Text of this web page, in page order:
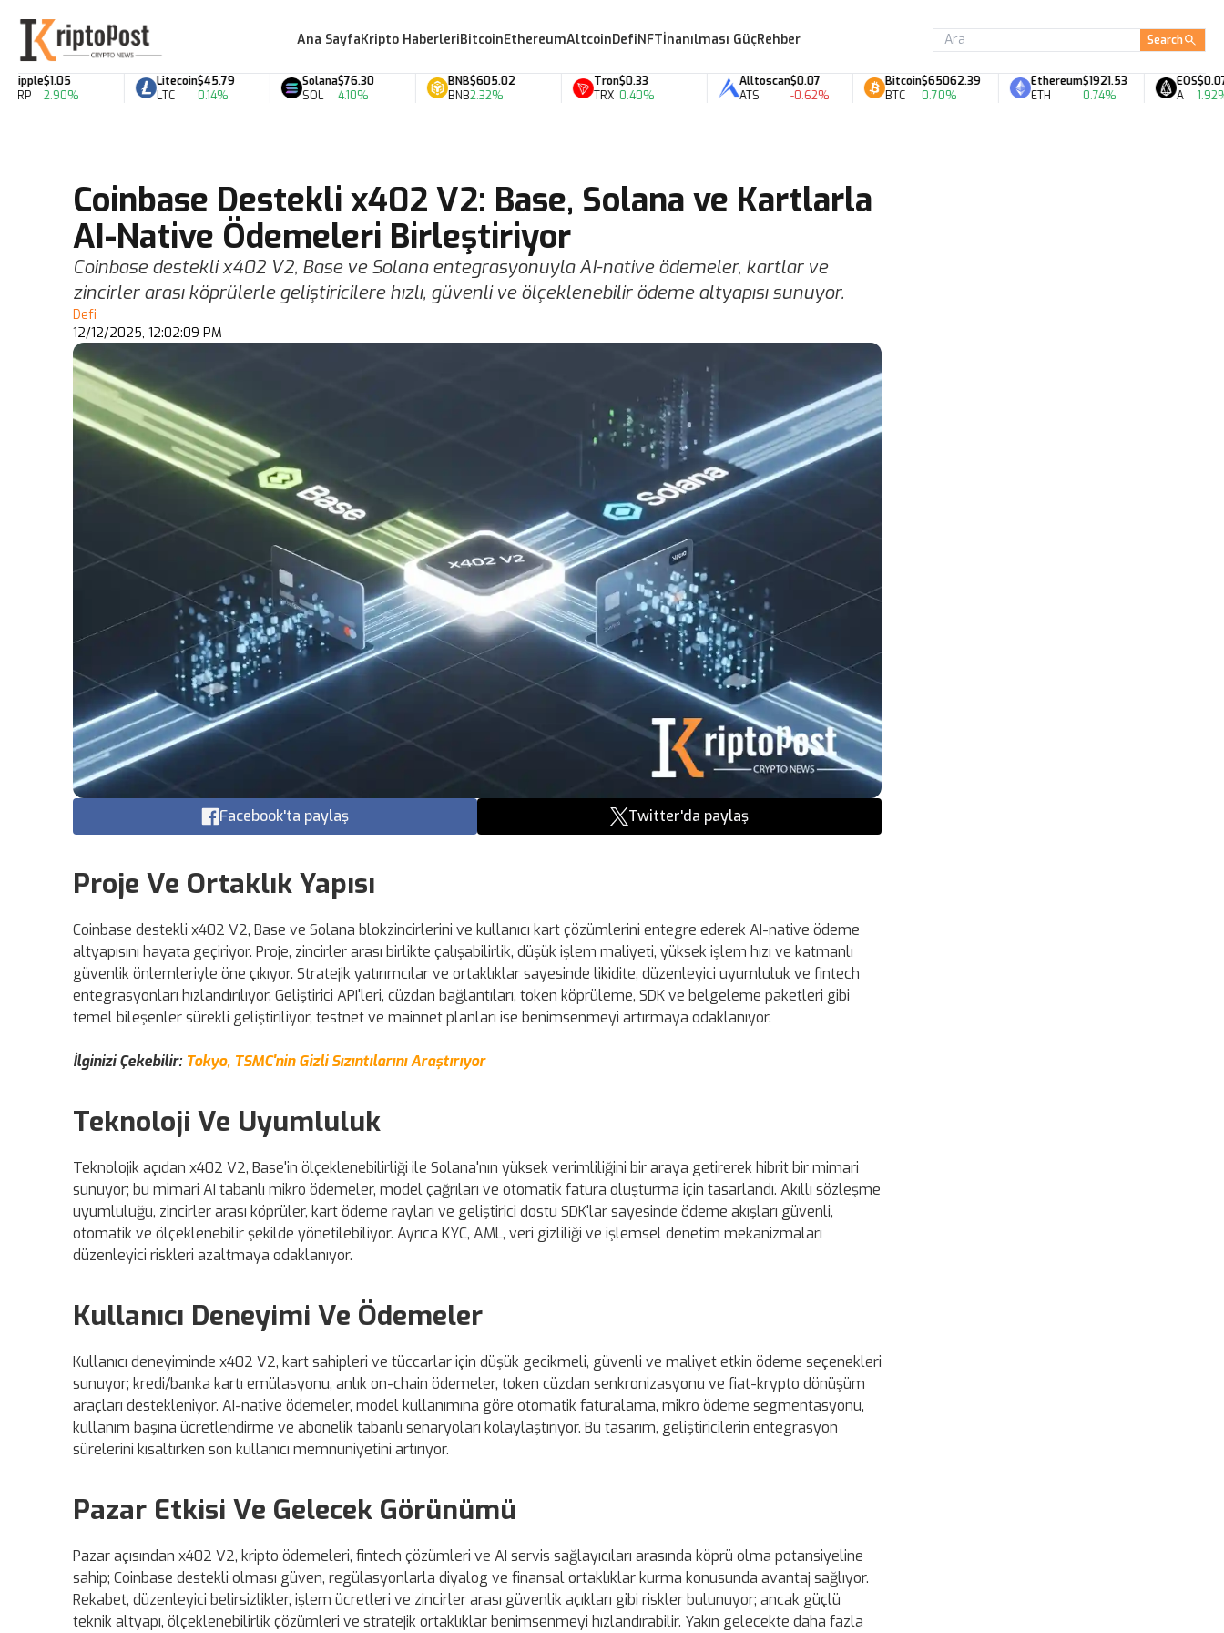
Ana SayfaKripto HaberleriBitcoinEthereumAltcoinDefiNFTİnanılması GüçRehber Search
$1.05
2.90%
Litecoin
LTC
$45.79
0.14%
Solana
SOL
$76.30
4.10%
BNB
BNB
$605.02
2.32%
Tron
TRX
$0.33
0.40%
Alltoscan
ATS
$0.07
-0.62%
Bitcoin
BTC
$65062.39
0.70%
Ethereum
ETH
$1921.53
0.74%
EOS
A
$0.07
1.92%
Coinbase Destekli x402 V2: Base, Solana ve Kartlarla
AI-Native Ödemeleri Birleştiriyor
Coinbase destekli x402 V2, Base ve Solana entegrasyonuyla AI-native ödemeler, kartlar ve
zincirler arası köprülerle geliştiricilere hızlı, güvenli ve ölçeklenebilir ödeme altyapısı sunuyor.
Defi
12/12/2025, 12:02:09 PM
Facebook'ta paylaş Twitter'da paylaş
Proje Ve Ortaklık Yapısı
Coinbase destekli x402 V2, Base ve Solana blokzincirlerini ve kullanıcı kart çözümlerini entegre ederek AI-native ödeme
altyapısını hayata geçiriyor. Proje, zincirler arası birlikte çalışabilirlik, düşük işlem maliyeti, yüksek işlem hızı ve katmanlı
güvenlik önlemleriyle öne çıkıyor. Stratejik yatırımcılar ve ortaklıklar sayesinde likidite, düzenleyici uyumluluk ve fintech
entegrasyonları hızlandırılıyor. Geliştirici API'leri, cüzdan bağlantıları, token köprüleme, SDK ve belgeleme paketleri gibi
temel bileşenler sürekli geliştiriliyor, testnet ve mainnet planları ise benimsenmeyi artırmaya odaklanıyor.
İlginizi Çekebilir: Tokyo, TSMC'nin Gizli Sızıntılarını Araştırıyor
Teknoloji Ve Uyumluluk
Teknolojik açıdan x402 V2, Base'in ölçeklenebilirliği ile Solana'nın yüksek verimliliğini bir araya getirerek hibrit bir mimari
sunuyor; bu mimari AI tabanlı mikro ödemeler, model çağrıları ve otomatik fatura oluşturma için tasarlandı. Akıllı sözleşme
uyumluluğu, zincirler arası köprüler, kart ödeme rayları ve geliştirici dostu SDK'lar sayesinde ödeme akışları güvenli,
otomatik ve ölçeklenebilir şekilde yönetilebiliyor. Ayrıca KYC, AML, veri gizliliği ve işlemsel denetim mekanizmaları
düzenleyici riskleri azaltmaya odaklanıyor.
Kullanıcı Deneyimi Ve Ödemeler
Kullanıcı deneyiminde x402 V2, kart sahipleri ve tüccarlar için düşük gecikmeli, güvenli ve maliyet etkin ödeme seçenekleri
sunuyor; kredi/banka kartı emülasyonu, anlık on-chain ödemeler, token cüzdan senkronizasyonu ve fiat-krypto dönüşüm
araçları destekleniyor. AI-native ödemeler, model kullanımına göre otomatik faturalama, mikro ödeme segmentasyonu,
kullanım başına ücretlendirme ve abonelik tabanlı senaryoları kolaylaştırıyor. Bu tasarım, geliştiricilerin entegrasyon
sürelerini kısaltırken son kullanıcı memnuniyetini artırıyor.
Pazar Etkisi Ve Gelecek Görünümü
Pazar açısından x402 V2, kripto ödemeleri, fintech çözümleri ve AI servis sağlayıcıları arasında köprü olma potansiyeline
sahip; Coinbase destekli olması güven, regülasyonlarla diyalog ve finansal ortaklıklar kurma konusunda avantaj sağlıyor.
Rekabet, düzenleyici belirsizlikler, işlem ücretleri ve zincirler arası güvenlik açıkları gibi riskler bulunuyor; ancak güçlü
teknik altyapı, ölçeklenebilirlik çözümleri ve stratejik ortaklıklar benimsenmeyi hızlandırabilir. Yakın gelecekte daha fazla